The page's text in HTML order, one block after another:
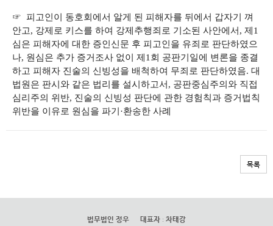
☞ 피고인이 동호회에서 알게 된 피해자를 뒤에서 갑자기 껴
안고, 강제로 키스를 하여 강제추행죄로 기소된 사안에서, 제1
심은 피해자에 대한 증인신문 후 피고인을 유죄로 판단하였으
나, 원심은 추가 증거조사 없이 제1회 공판기일에 변론을 종결
하고 피해자 진술의 신빙성을 배척하여 무죄로 판단하였음. 대
법원은 판시와 같은 법리를 설시하고서, 공판중심주의와 직접
심리주의 위반, 진술의 신빙성 판단에 관한 경험칙과 증거법칙
위반을 이유로 원심을 파기·환송한 사례
목록
법무법인 정우 대표자 : 차태강